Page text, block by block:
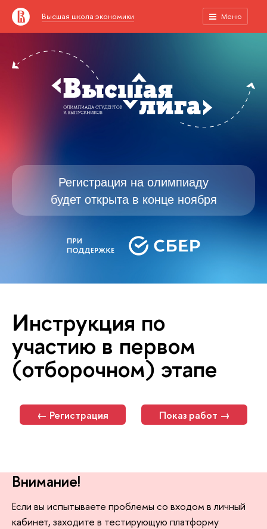
Высшая школа экономики Меню
Регистрация на олимпиаду
будет открыта в конце ноября
Инструкция по
участию в первом
(отборочном) этапе
← Регистрация Показ работ →
Внимание!
Если вы испытываете проблемы со входом в личный
кабинет, заходите в тестирующую платформу